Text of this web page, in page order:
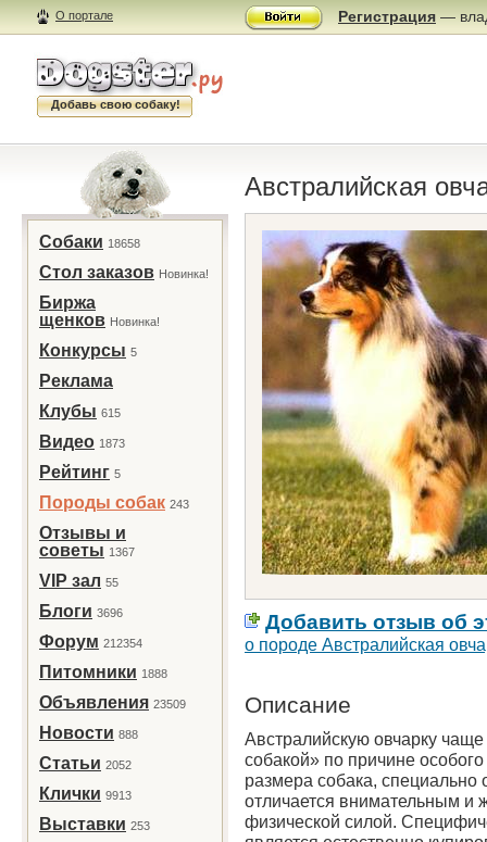
О портале Регистрация —
Добавь свою собаку!
Собаки 18658
Стол заказов Новинка!
Биржа
щенков Новинка!
Конкурсы 5
Реклама
Клубы 615
Видео 1873
Рейтинг 5
Породы собак 243
Отзывы и
советы 1367
VIP зал 55
Блоги 3696
Форум 212354
Питомники 1888
Объявления 23509
Новости 888
Статьи 2052
Клички 9913
Выставки 253
Австралийская
Добавить отзыв об
о породе Австралийская
Описание
Австралийскую овчарку
собакой» по причине
размера собака,
отличается вни­мательным и
физической силой.